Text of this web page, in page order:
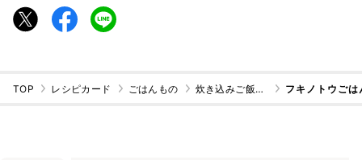
TOP レシピカード ごはんもの 炊き込みご飯・混ぜご飯 フキノトウご